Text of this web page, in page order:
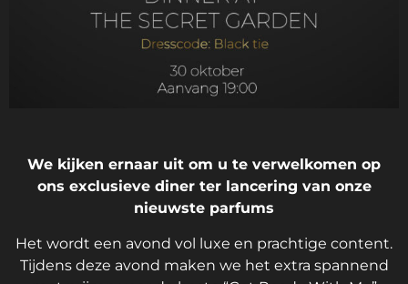
We kijken ernaar uit om u te verwelkomen op
ons exclusieve diner ter lancering van onze
nieuwste parfums
Het wordt een avond vol luxe en prachtige content.
Tijdens deze avond maken we het extra spannend